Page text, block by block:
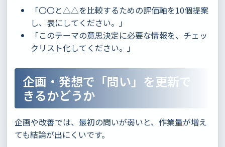
「〇〇と△△を比較するための評価軸を10個提案
し、表にしてください。」
「このテーマの意思決定に必要な情報を、チェッ
クリスト化してください。」
企画・発想で「問い」を更新で
きるかどうか
企画や改善では、最初の問いが弱いと、作業量が増え
ても結論が出にくいです。